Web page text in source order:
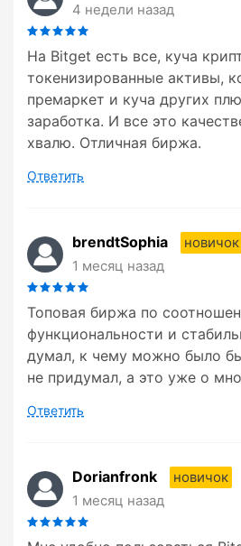
4 недели назад
На Bitget есть все, куча
токенизированные активы,
премаркет и куча других
заработка. И все это
хвалю. Отличная биржа.
Ответить
brendtSophia
новичок
1 месяц назад
Топовая биржа по
функциональности и
думал, к чему можно было
не придумал, а это уже о
Ответить
Dorianfronk
новичок
1 месяц назад